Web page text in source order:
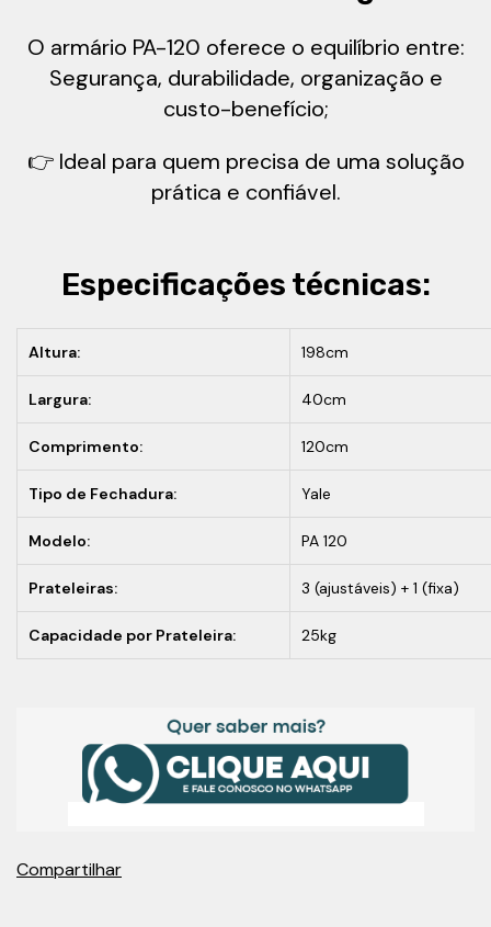
O armário PA-120 oferece o equilíbrio entre:
Segurança, durabilidade, organização e
custo-benefício;
👉 Ideal para quem precisa de uma solução
prática e confiável.
Especificações técnicas:
Altura: 198cm
Largura: 40cm
Comprimento: 120cm
Tipo de Fechadura: Yale
Modelo: PA 120
Prateleiras: 3 (ajustáveis) + 1 (fixa)
Capacidade por Prateleira: 25kg
Compartilhar